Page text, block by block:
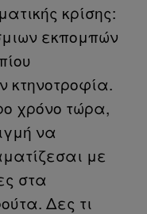
κρίσης:
εκπομπών
κτηνοτροφία.
χρόνο τώρα,
να
με
στα
Δες τι